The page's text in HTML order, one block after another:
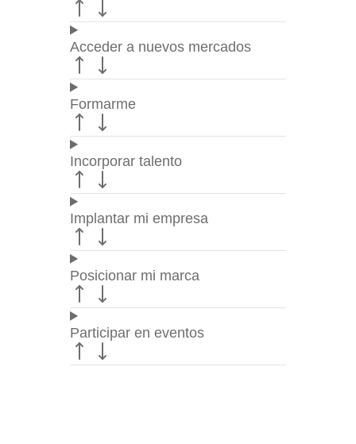
Acceder a nuevos mercados
Formarme
Incorporar talento
Implantar mi empresa
Posicionar mi marca
Participar en eventos